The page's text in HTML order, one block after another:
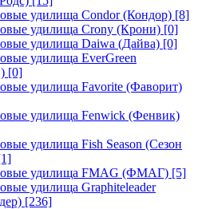
удилища Condor (Кондор) [8]
удилища Crony (Крони) [0]
удилища Daiwa (Дайва) [0]
удилища EverGreen
[0]
удилища Favorite (Фаворит)
удилища Fenwick (Фенвик)
удилища Fish Season (Сезон
удилища FMAG (ФМАГ) [5]
удилища Graphiteleader
[236]